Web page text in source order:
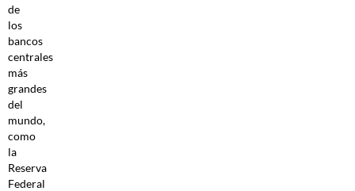
de
los
bancos
centrales
más
grandes
del
mundo,
como
la
Reserva
Federal